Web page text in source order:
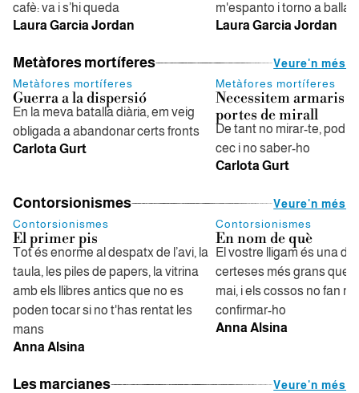
cafè: va i s’hi queda
Laura Garcia Jordan
m'espanto i torno a ballar
Laura Garcia Jordan
Metàfores mortíferes
Veure'n més
Metàfores mortíferes
Guerra a la dispersió
En la meva batalla diària, em veig
obligada a abandonar certs fronts
Carlota Gurt
Metàfores mortíferes
Necessitem armaris
portes de mirall
De tant no mirar-te,
cec i no saber-ho
Carlota Gurt
Contorsionismes
Veure'n més
Contorsionismes
El primer pis
Tot és enorme al despatx de l’avi, la
taula, les piles de papers, la vitrina
amb els llibres antics que no es
poden tocar si no t'has rentat les
mans
Anna Alsina
Contorsionismes
En nom de què
El vostre lligam és una de
certeses més grans que
mai, i els cossos no fan
confirmar-ho
Anna Alsina
Les marcianes
Veure'n més